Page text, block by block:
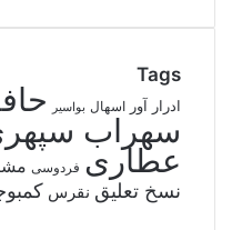
Tags
ادرار آور اسهال بواسیر
سهراب
عطاری فردوسی
نسخ تعلیق نقرس